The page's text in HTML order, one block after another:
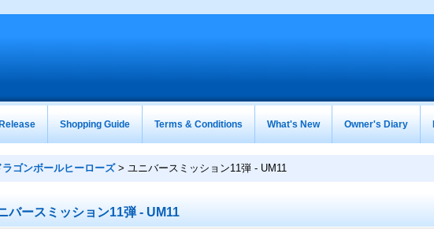
Shopping Guide Terms & Conditions What's New Owner's Diary
ゴンボールヒーローズ > ユニバースミッション11弾 - UM11
バースミッション11弾 - UM11